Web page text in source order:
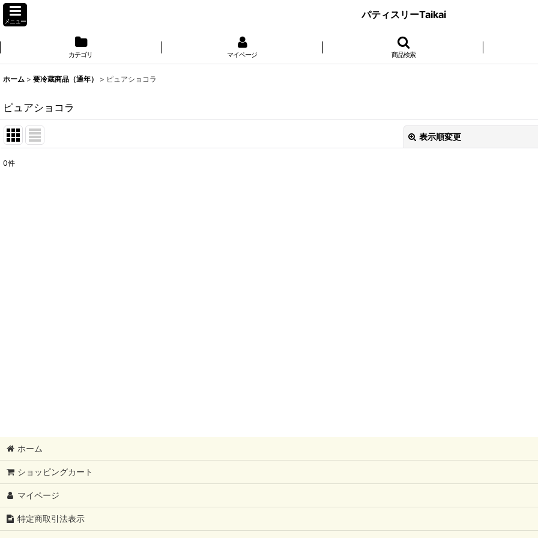
メニュー
パティスリーTaikai
カテゴリ マイページ 商品検索
ホーム > 要冷蔵商品（通年） > ピュアショコラ
ピュアショコラ
表示順変更
0件
ホーム
ショッピングカート
マイページ
特定商取引法表示